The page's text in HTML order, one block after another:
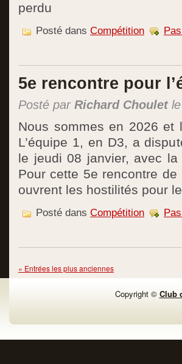
perdu
Posté dans Compétition
5e rencontre pour
Posté par Richard Chouletle
Nous sommes en 2026
L’équipe 1, en D3, a
le jeudi 08 janvier, avec la
Pour cette 5e rencontre
ouvrent les hostilités pour
Posté dans Compétition
» Entrées les plus anciennes
Copyright © Club